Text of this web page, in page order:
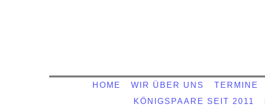
HOME WIR ÜBER UNS TERMINE
KÖNIGSPAARE SEIT 2011